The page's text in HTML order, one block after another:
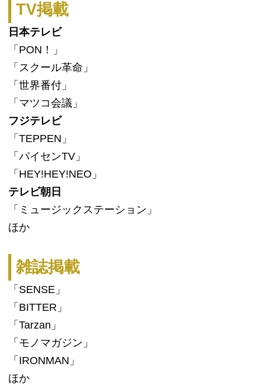
TV掲載
日本テレビ
「PON！」
「スクール革命」
「世界番付」
「マツコ会議」
フジテレビ
「TEPPEN」
「パイセンTV」
「HEY!HEY!NEO」
テレビ朝日
「ミュージックステーション」
ほか
雑誌掲載
「SENSE」
「BITTER」
「Tarzan」
「モノマガジン」
「IRONMAN」
ほか